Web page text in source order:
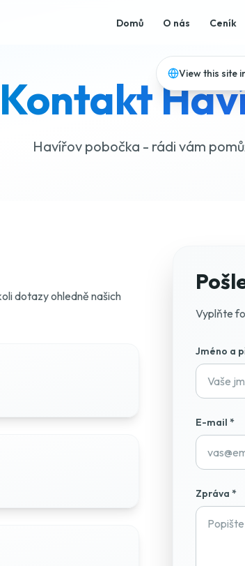
View this site
Domů O nás Ceník
Havířov pobočka - rádi vám
dotazy ohledně našich
Vyplňte
Jméno a
E-mail *
Zpráva *